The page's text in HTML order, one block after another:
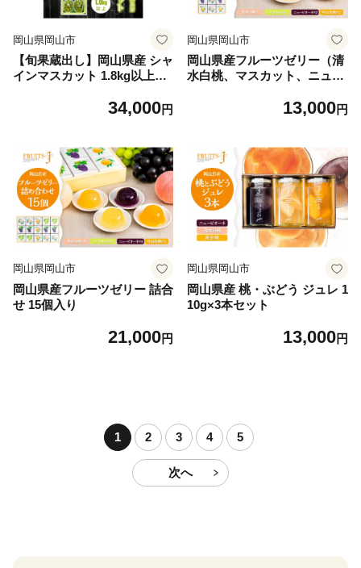
岡山県岡山市
【旬果蔵出し】岡山県産 シャ
インマスカット 1.8kg以上（2
027年1月中旬発送＞34,000円
岡山県岡山市
岡山県産フルーツゼリー（清
水白桃、マスカット、ニュー
13,000円
岡山県岡山市
岡山県産フルーツゼリー 詰合
せ 15個入り
21,000円
岡山県岡山市
岡山県産 桃・ぶどう ジュレ 1
10g×3本セット
13,000円
1 2 3 4 5
次へ